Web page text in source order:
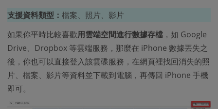
支援資料類型： 檔案、照片、影片
如果你平時比較喜歡用雲端空間進行數據存檔 ，如 Google
Drive、Dropbox 等雲端服務，那麼在 iPhone 數據丟失之
後，你也可以直接登入該雲碟服務，在網頁裡找回消失的照
片、檔案、影片等資料並下載到電腦，再傳回 iPhone 手機
即可。